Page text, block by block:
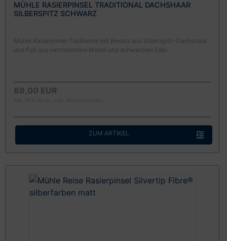
MÜHLE RASIERPINSEL TRADITIONAL DACHSHAAR
SILBERSPITZ SCHWARZ
Mühle Rasierpinsel Traditional mit Besatz aus Silberspitz-Dachshaar
und Fuß aus verchromtem Metall und schwarzem Edel...
88,00 EUR
ZUM ARTIKEL